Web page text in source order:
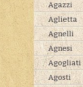
Agazzi
Aglietta
Agnelli
Agnesi
Agogliati
Agosti